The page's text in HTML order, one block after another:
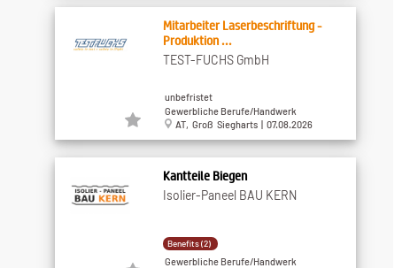
Mitarbeiter Laserbeschriftung -
Produktion ...
TEST-FUCHS GmbH
unbefristet
Gewerbliche Berufe/Handwerk
AT, Groß Siegharts | 07.08.2026
Kantteile Biegen
Isolier-Paneel BAU KERN
Benefits (2)
Gewerbliche Berufe/Handwerk